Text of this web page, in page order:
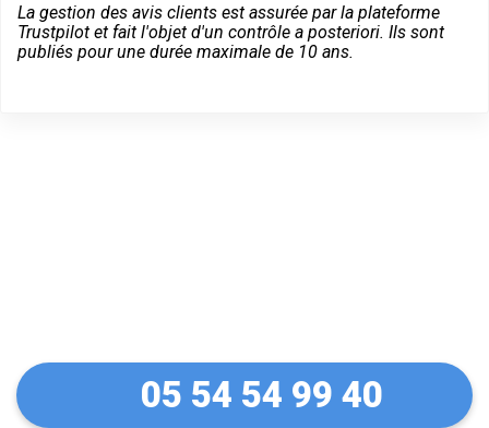
La gestion des avis clients est assurée par la plateforme
Trustpilot et fait l'objet d'un contrôle a posteriori. Ils sont
publiés pour une durée maximale de 10 ans.
05 54 54 99 40